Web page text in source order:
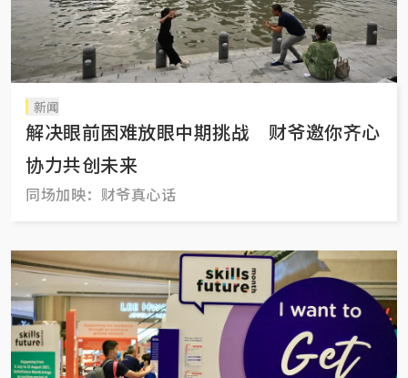
新闻
解决眼前困难放眼中期挑战 财爷邀你齐心
协力共创未来
同场加映：财爷真心话